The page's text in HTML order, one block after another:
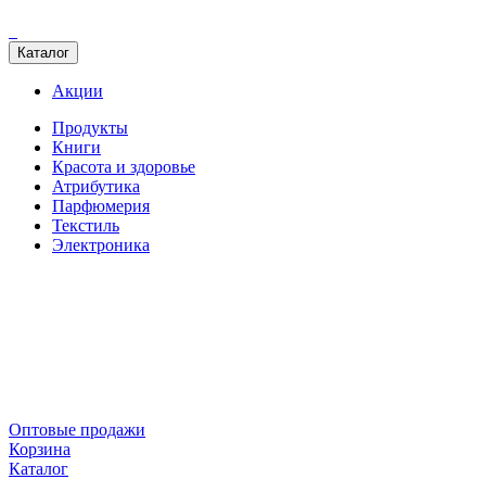
Каталог
Акции
Продукты
Книги
Красота и здоровье
Атрибутика
Парфюмерия
Текстиль
Электроника
Оптовые продажи
Корзина
Каталог